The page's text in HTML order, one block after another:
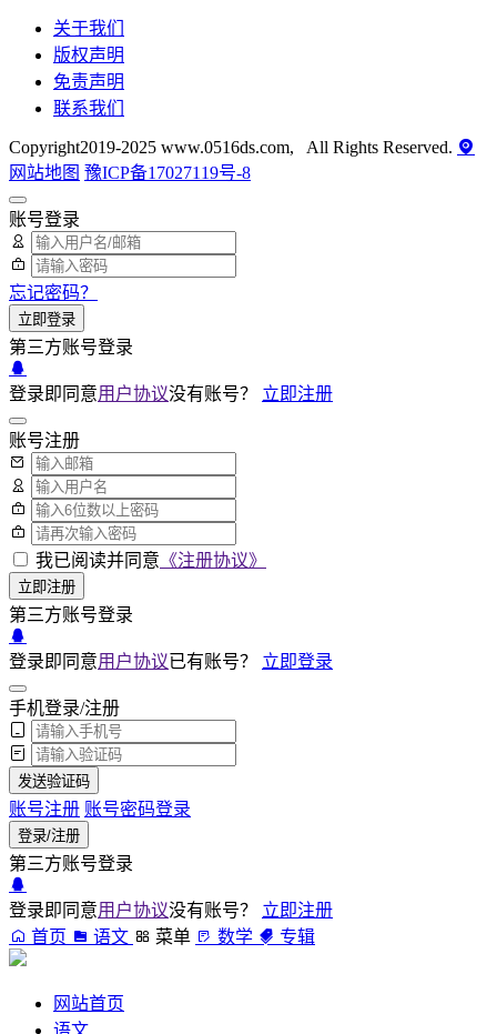
关于我们
版权声明
免责声明
联系我们
Copyright2019-2025 www.0516ds.com, All Rights Reserved.
网站地图 豫ICP备17027119号-8
账号登录
忘记密码？
立即登录
第三方账号登录
登录即同意用户协议没有账号？ 立即注册
账号注册
我已阅读并同意 《注册协议》
立即注册
第三方账号登录
登录即同意用户协议已有账号？ 立即登录
手机登录/注册
发送验证码
账号注册 账号密码登录
登录/注册
第三方账号登录
登录即同意用户协议没有账号？ 立即注册
首页
语文 菜单 数学 专辑
网站首页
语文